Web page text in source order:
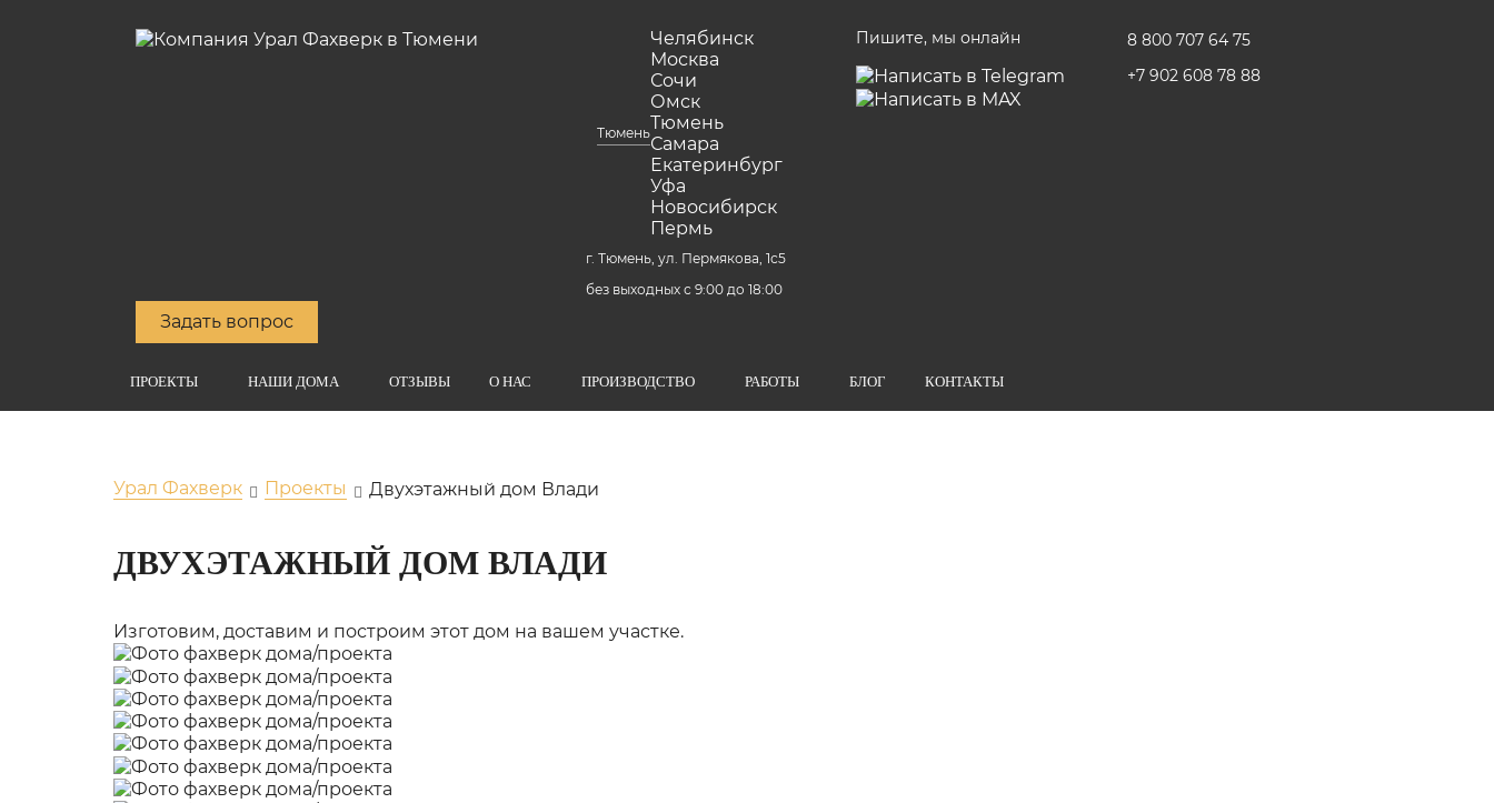
Тюмень
Челябинск
Москва
Сочи
Омск
Тюмень
Самара
Екатеринбург
Уфа
Новосибирск
Пермь
г. Тюмень, ул. Пермякова, 1с5
без выходных с 9:00 до 18:00
Пишите, мы онлайн
8 800 707 64 75
+7 902 608 78 88
Задать вопрос
ПРОЕКТЫ НАШИ ДОМА ОТЗЫВЫ О НАС ПРОИЗВОДСТВО РАБОТЫ БЛОГ КОНТАКТЫ
Урал Фахверк Проекты Двухэтажный дом Влади
ДВУХЭТАЖНЫЙ ДОМ ВЛАДИ
Изготовим, доставим и построим этот дом на вашем участке.